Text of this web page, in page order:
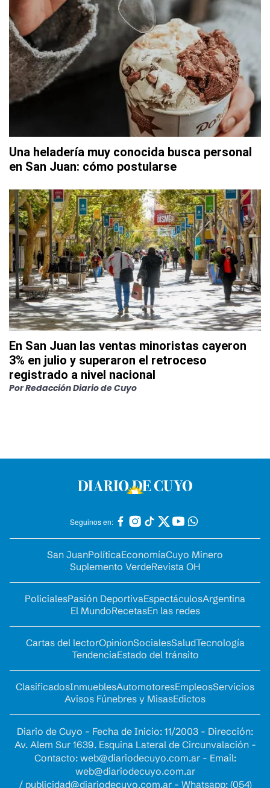
Una heladería muy conocida busca personal
en San Juan: cómo postularse
En San Juan las ventas minoristas cayeron
3% en julio y superaron el retroceso
registrado a nivel nacional
PorRedacción Diario de Cuyo
Seguinos en:
San JuanPolíticaEconomíaCuyo Minero
Suplemento VerdeRevista OH
PolicialesPasión DeportivaEspectáculosArgentina
El MundoRecetasEn las redes
Cartas del lectorOpinionSocialesSaludTecnología
TendenciaEstado del tránsito
ClasificadosInmueblesAutomotoresEmpleosServicios
Avisos Fúnebres y MisasEdictos
Diario de Cuyo - Fecha de Inicio: 11/2003 - Dirección:
Av. Alem Sur 1639. Esquina Lateral de Circunvalación -
Contacto: web@diariodecuyo.com.ar- Email:
web@diariodecuyo.com.ar
/ publicidad@diariodecuyo.com.ar- Whatsapp: (054)